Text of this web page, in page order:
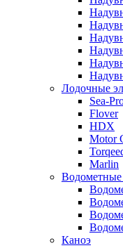
Лодочные
Sea-
Flover
HDX
Motor
Marlin
Водометные
Каноэ